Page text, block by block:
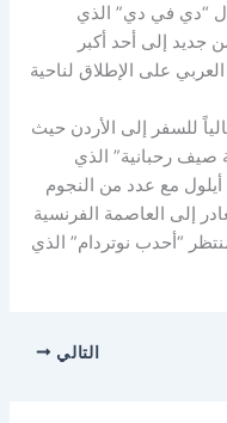
“دي في دي” الذي
جديد إلى أحد أكبر
على الإطلاق لناحية
للسفر إلى الأردن حيث
رحبانية” الذي
البحر الميت مساء الـ27 من أيلول مع عدد من النجوم
إلى العاصمة الفرنسية
“أحدب نوتردام” الذي
التالي